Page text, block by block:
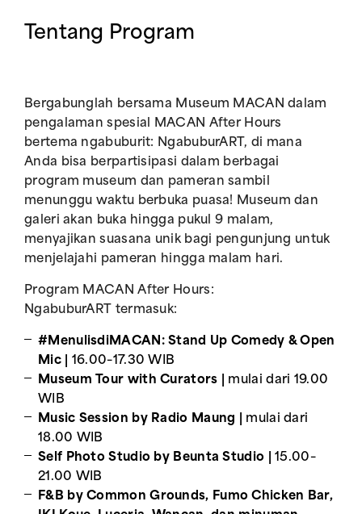
Tentang Program
Bergabunglah bersama Museum MACAN dalam
pengalaman spesial MACAN After Hours
bertema ngabuburit: NgabuburART, di mana
Anda bisa berpartisipasi dalam berbagai
program museum dan pameran sambil
menunggu waktu berbuka puasa! Museum dan
galeri akan buka hingga pukul 9 malam,
menyajikan suasana unik bagi pengunjung untuk
menjelajahi pameran hingga malam hari.
Program MACAN After Hours:
NgabuburART termasuk:
#MenulisdiMACAN: Stand Up Comedy & Open
Mic |
16.00–17.30 WIB
Museum Tour with Curators |
mulai dari 19.00
WIB
Music Session by Radio Maung |
mulai dari
18.00 WIB
Self Photo Studio by Beunta Studio |
15.00–
21.00 WIB
F&B by Common Grounds, Fumo Chicken Bar,